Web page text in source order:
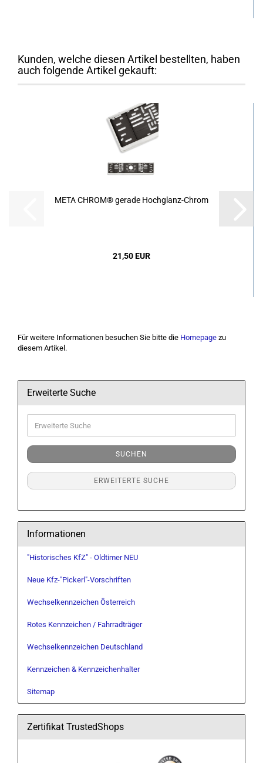
Kunden, welche diesen Artikel bestellten, haben
auch folgende Artikel gekauft:
META CHROM® gerade Hochglanz-Chrom
21,50 EUR
Für weitere Informationen besuchen Sie bitte die Homepage zu
diesem Artikel.
Erweiterte Suche
Suche
SUCHEN
ERWEITERTE SUCHE
Informationen
"Historisches KfZ" - Oldtimer NEU
Neue Kfz-"Pickerl"-Vorschriften
Wechselkennzeichen Österreich
Rotes Kennzeichen / Fahrradträger
Wechselkennzeichen Deutschland
Kennzeichen & Kennzeichenhalter
Sitemap
Zertifikat TrustedShops